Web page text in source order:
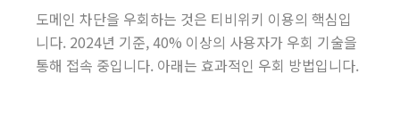
도메인 차단을 우회하는 것은 티비위키 이용의 핵심입
니다. 2024년 기준, 40% 이상의 사용자가 우회 기술을
통해 접속 중입니다. 아래는 효과적인 우회 방법입니다.